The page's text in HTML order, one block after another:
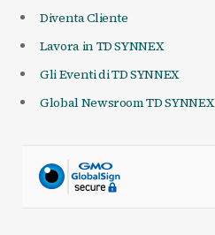
Diventa Cliente
Lavora in TD SYNNEX
Gli Eventi di TD SYNNEX
Global Newsroom TD SYNNEX